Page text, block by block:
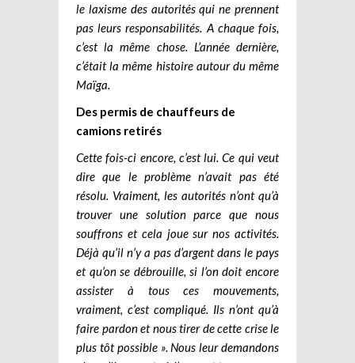
le laxisme des autorités qui ne prennent
pas leurs responsabilités. A chaque fois,
c’est la même chose. L’année dernière,
c’était la même histoire autour du même
Maïga.
Des permis de chauffeurs de
camions retirés
Cette fois-ci encore, c’est lui. Ce qui veut
dire que le problème n’avait pas été
résolu. Vraiment, les autorités n’ont qu’à
trouver une solution parce que nous
souffrons et cela joue sur nos activités.
Déjà qu’il n’y a pas d’argent dans le pays
et qu’on se débrouille, si l’on doit encore
assister à tous ces mouvements,
vraiment, c’est compliqué. Ils n’ont qu’à
faire pardon et nous tirer de cette crise le
plus tôt possible ». Nous leur demandons